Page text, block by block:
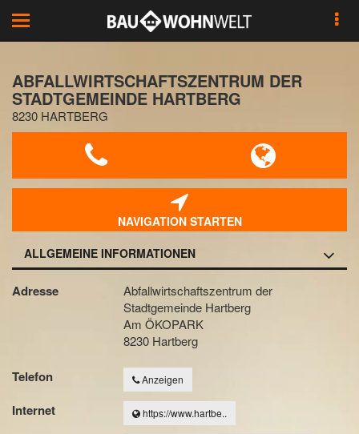
Toggle
navigation
ABFALLWIRTSCHAFTSZENTRUM DER
STADTGEMEINDE HARTBERG
8230 HARTBERG
NAVIGATION STARTEN
ALLGEMEINE INFORMATIONEN
Adresse
Abfallwirtschaftszentrum der
Stadtgemeinde Hartberg
Am ÖKOPARK
8230 Hartberg
Telefon Anzeigen
Internet https://www.hartbe..